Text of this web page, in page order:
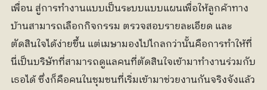
เพื่อน สู่การทำงานแบบเป็นระบบแบบแผนเพื่อให้ลูกค้าทาง
บ้านสามารถเลือกกิจกรรม ตรวจสอบรายละเอียด และ
ตัดสินใจได้ง่ายขึ้น แต่เมษามองไปไกลกว่านั้นคือการทำให้ที่
นี่เป็นบริษัทที่สามารถดูแลคนที่ตัดสินใจเข้ามาทำงานร่วมกับ
เธอได้ ซึ่งก็คือคนในชุมชนที่เริ่มเข้ามาช่วยงานกันจริงจังแล้ว